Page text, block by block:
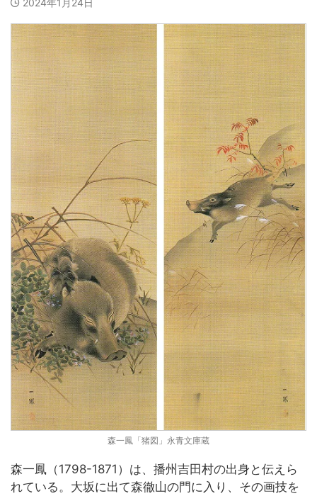
2024年1月24日
森一鳳「猪図」永青文庫蔵
森一鳳（1798-1871）は、播州吉田村の出身と伝えら
れている。大坂に出て森徹山の門に入り、その画技を